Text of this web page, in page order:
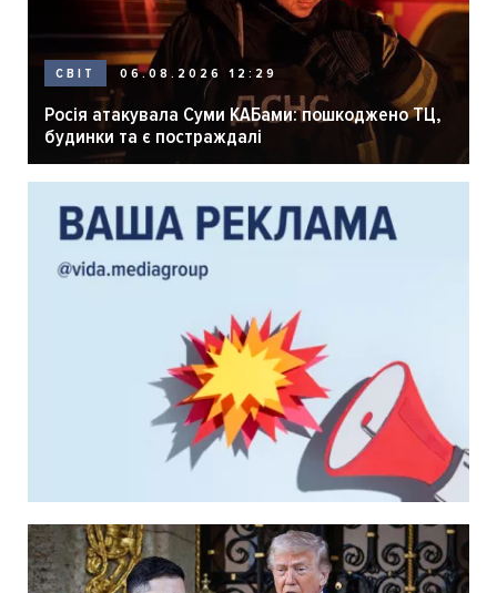
СВІТ 06.08.2026 12:29
Росія атакувала Суми КАБами: пошкоджено ТЦ,
будинки та є постраждалі